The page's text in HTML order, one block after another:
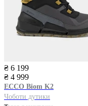
₴ 6 199
₴ 4 999
ECCO Biom K2
Чоботи дутики